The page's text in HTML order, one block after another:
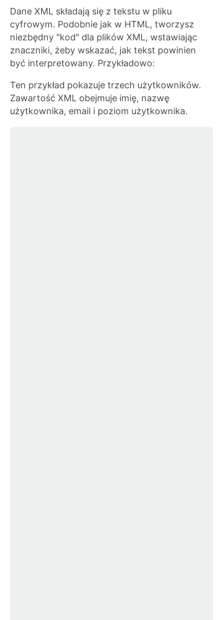
Dane XML składają się z tekstu w pliku
cyfrowym. Podobnie jak w HTML, tworzysz
niezbędny "kod" dla plików XML, wstawiając
znaczniki, żeby wskazać, jak tekst powinien
być interpretowany. Przykładowo:
Ten przykład pokazuje trzech użytkowników.
Zawartość XML obejmuje imię, nazwę
użytkownika, email i poziom użytkownika.